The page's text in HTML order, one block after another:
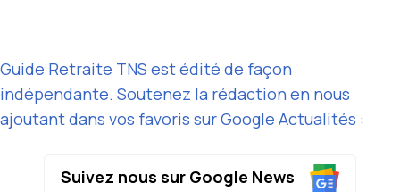
Guide Retraite TNS est édité de façon
indépendante. Soutenez la rédaction en nous
ajoutant dans vos favoris sur Google Actualités :
Suivez nous sur Google News